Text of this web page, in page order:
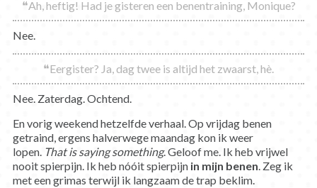
❝Ah, heftig! Had je gisteren een benentraining, Monique?
Nee.
❝Eergister? Ja, dag twee is altijd het zwaarst, hè.
Nee. Zaterdag. Ochtend.
En vorig weekend hetzelfde verhaal. Op vrijdag benen
getraind, ergens halverwege maandag kon ik weer
lopen. That is saying something. Geloof me. Ik heb vrijwel
nooit spierpijn. Ik heb nóóit spierpijn in mijn benen. Zeg ik
met een grimas terwijl ik langzaam de trap beklim.